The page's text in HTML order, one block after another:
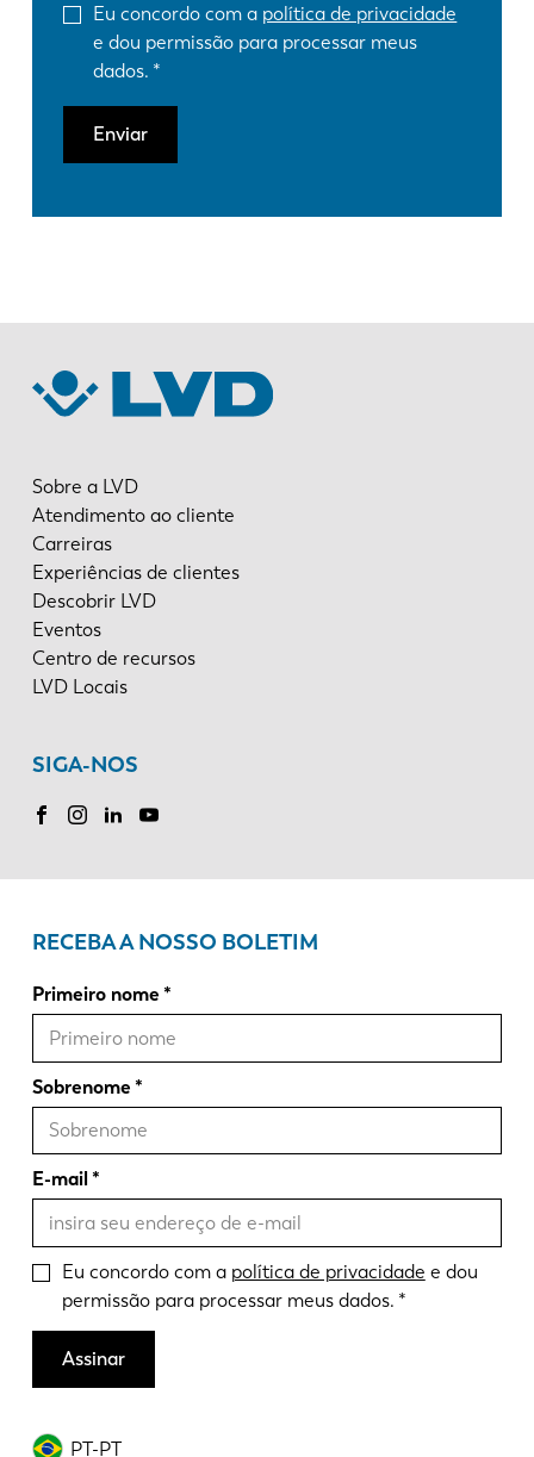
Eu concordo com a política de privacidade
e dou permissão para processar meus
dados.
Enviar
Sobre a LVD
Atendimento ao cliente
Carreiras
Experiências de clientes
Descobrir LVD
Eventos
Centro de recursos
LVD Locais
SIGA-NOS
PT-PT
RECEBA A NOSSO BOLETIM
Primeiro nome
Sobrenome
E-mail
Eu concordo com a política de privacidade e dou
permissão para processar meus dados.
Assinar